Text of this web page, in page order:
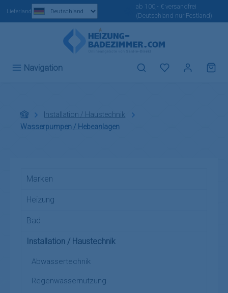
Zum Hauptinhalt springen
Lieferland
ab 100,- € versandfrei
(Deutschland nur Festland)
Navigation Du hast 0
Installation / Haustechnik
Wasserpumpen / Hebeanlagen
Marken
Heizung
Bad
Installation / Haustechnik
Abwassertechnik
Regenwassernutzung